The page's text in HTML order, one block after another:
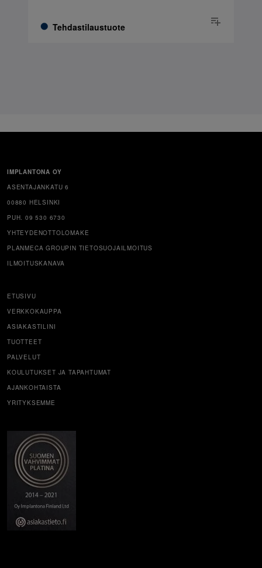
Tehdastilaustuote
IMPLANTONA OY
ASENTAJANKATU 6
00880 HELSINKI
PUH. 09 530 6730
YHTEYDENOTTOLOMAKE
PLANMECA GROUPIN TIETOSUOJAILMOITUS
ILMOITUSKANAVA
ETUSIVU
VERKKOKAUPPA
ASIAKASTILINI
TUOTTEET
PALVELUT
KOULUTUKSET JA TAPAHTUMAT
AJANKOHTAISTA
YRITYKSEMME